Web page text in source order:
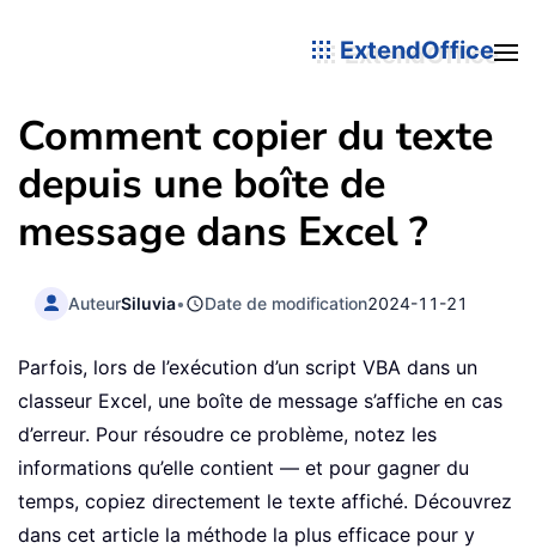
ExtendOffice
Comment copier du texte
depuis une boîte de
message dans Excel ?
AuteurSiluvia• Date de modification2024-11-21
Parfois, lors de l’exécution d’un script VBA dans un
classeur Excel, une boîte de message s’affiche en cas
d’erreur. Pour résoudre ce problème, notez les
informations qu’elle contient — et pour gagner du
temps, copiez directement le texte affiché. Découvrez
dans cet article la méthode la plus efficace pour y